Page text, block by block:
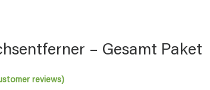
– Gesamt Paket
reviews)